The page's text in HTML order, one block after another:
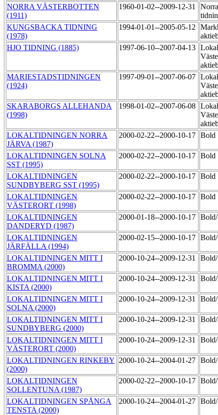
NORRA VÄSTERBOTTEN
(1911)
1960-01-02--2009-12-31
KUNGSBACKA TIDNING
(1978)
1994-01-01--2005-05-12
HJO TIDNING (1885)
1997-06-10--2007-04-13
MARIESTADSTIDNINGEN
(1924)
1997-09-01--2007-06-07
SKARABORGS ALLEHANDA
(1998)
1998-01-02--2007-06-08
LOKALTIDNINGEN NORRA
JÄRVA (1987)
2000-02-22--2000-10-17 Bold
LOKALTIDNINGEN SOLNA
SST (1995)
2000-02-22--2000-10-17 Bold
LOKALTIDNINGEN
SUNDBYBERG SST (1995)
2000-02-22--2000-10-17 Bold
LOKALTIDNINGEN
VÄSTERORT (1998)
2000-02-22--2000-10-17 Bold
LOKALTIDNINGEN
DANDERYD (1987)
2000-01-18--2000-10-17
LOKALTIDNINGEN
JÄRFÄLLA (1994)
2000-02-15--2000-10-17
LOKALTIDNINGEN MITT I
BROMMA (2000)
2000-10-24--2009-12-31
LOKALTIDNINGEN MITT I
KISTA (2000)
2000-10-24--2009-12-31
LOKALTIDNINGEN MITT I
SOLNA (2000)
2000-10-24--2009-12-31
LOKALTIDNINGEN MITT I
SUNDBYBERG (2000)
2000-10-24--2009-12-31
LOKALTIDNINGEN MITT I
VÄSTERORT (2000)
2000-10-24--2009-12-31
LOKALTIDNINGEN RINKEBY
(2000)
2000-10-24--2004-01-27
LOKALTIDNINGEN
SOLLENTUNA (1987)
2000-02-22--2000-10-17
LOKALTIDNINGEN SPÅNGA
TENSTA (2000)
2000-10-24--2004-01-27